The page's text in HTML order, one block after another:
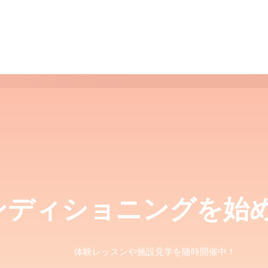
ディショニングを始
体験レッスンや施設見学を随時開催中！